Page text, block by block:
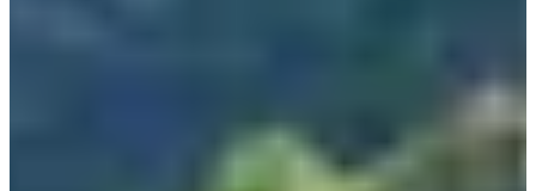
Địa chỉ: 2894-72, 1100-ro, Jeju-si, Jeju-do (제주특별자
치도 제주시 1100로 2894-72)